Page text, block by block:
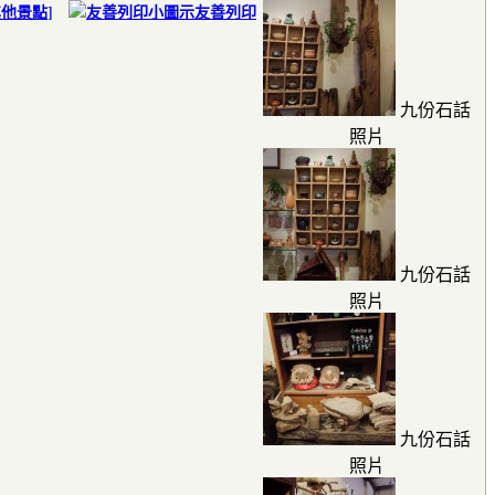
九份石話
照片
九份石話
照片
九份石話
照片
景點] 友善列印